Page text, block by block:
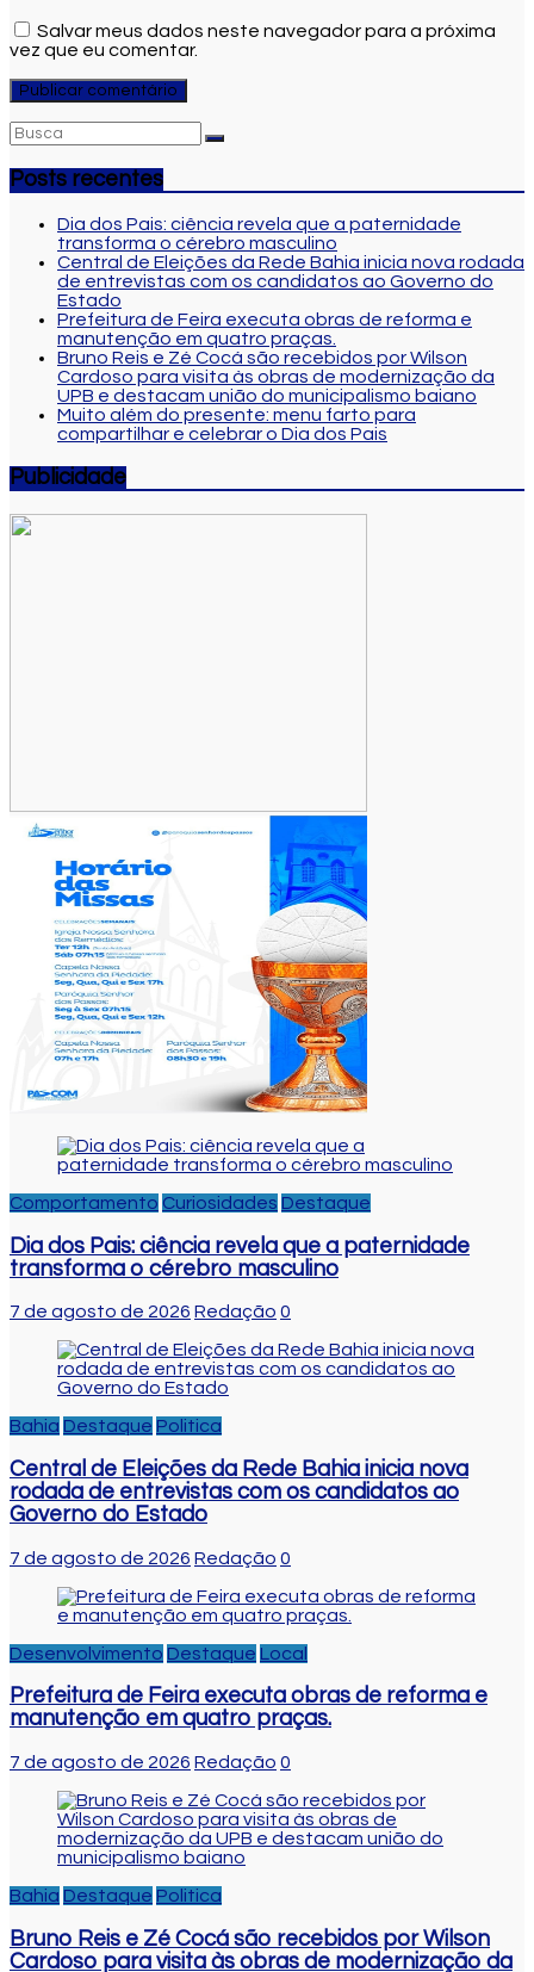
Salvar meus dados neste navegador para a próxima
vez que eu comentar.
Posts recentes
Dia dos Pais: ciência revela que a paternidade
transforma o cérebro masculino
Central de Eleições da Rede Bahia inicia nova rodada
de entrevistas com os candidatos ao Governo do
Estado
Prefeitura de Feira executa obras de reforma e
manutenção em quatro praças.
Bruno Reis e Zé Cocá são recebidos por Wilson
Cardoso para visita às obras de modernização da
UPB e destacam união do municipalismo baiano
Muito além do presente: menu farto para
compartilhar e celebrar o Dia dos Pais
Publicidade
Comportamento Curiosidades Destaque
Dia dos Pais: ciência revela que a paternidade
transforma o cérebro masculino
7 de agosto de 2026 Redação 0
Bahia Destaque Politica
Central de Eleições da Rede Bahia inicia nova
rodada de entrevistas com os candidatos ao
Governo do Estado
7 de agosto de 2026 Redação 0
Desenvolvimento Destaque Local
Prefeitura de Feira executa obras de reforma e
manutenção em quatro praças.
7 de agosto de 2026 Redação 0
Bahia Destaque Politica
Bruno Reis e Zé Cocá são recebidos por Wilson
Cardoso para visita às obras de modernização da